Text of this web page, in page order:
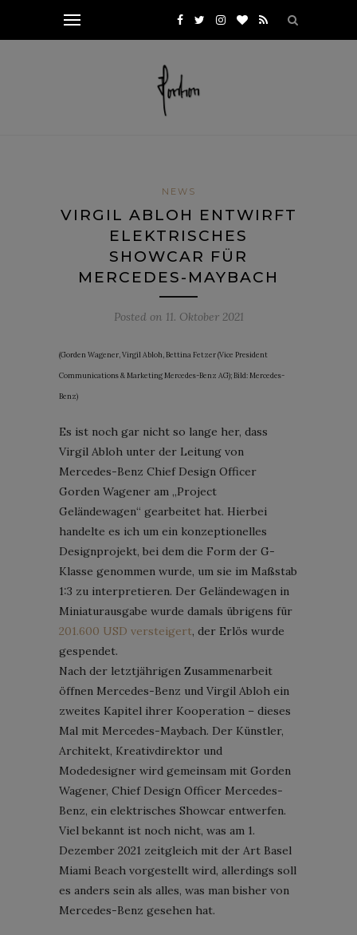
NEWS
VIRGIL ABLOH ENTWIRFT
ELEKTRISCHES
SHOWCAR FÜR
MERCEDES-MAYBACH
Posted on 11. Oktober 2021
(Gorden Wagener, Virgil Abloh, Bettina Fetzer (Vice President
Communications & Marketing Mercedes-Benz AG); Bild: Mercedes-
Benz)
Es ist noch gar nicht so lange her, dass
Virgil Abloh unter der Leitung von
Mercedes-Benz Chief Design Officer
Gorden Wagener am „Project
Geländewagen“ gearbeitet hat. Hierbei
handelte es ich um ein konzeptionelles
Designprojekt, bei dem die Form der G-
Klasse genommen wurde, um sie im Maßstab
1:3 zu interpretieren. Der Geländewagen in
Miniaturausgabe wurde damals übrigens für
201.600 USD versteigert, der Erlös wurde
gespendet.
Nach der letztjährigen Zusammenarbeit
öffnen Mercedes-Benz und Virgil Abloh ein
zweites Kapitel ihrer Kooperation – dieses
Mal mit Mercedes-Maybach. Der Künstler,
Architekt, Kreativdirektor und
Modedesigner wird gemeinsam mit Gorden
Wagener, Chief Design Officer Mercedes-
Benz, ein elektrisches Showcar entwerfen.
Viel bekannt ist noch nicht, was am 1.
Dezember 2021 zeitgleich mit der Art Basel
Miami Beach vorgestellt wird, allerdings soll
es anders sein als alles, was man bisher von
Mercedes-Benz gesehen hat.